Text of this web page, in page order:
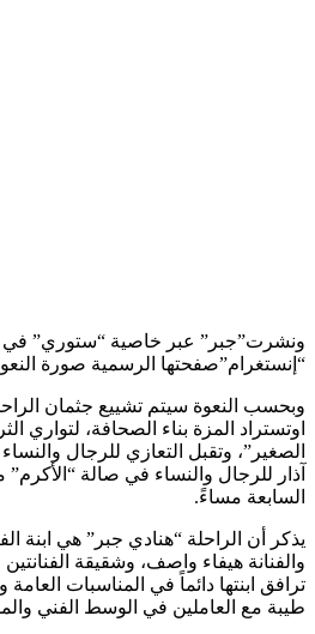
ونشرت”جبر” عبر خاصية “ستوري” في
“إنستغرام”صفحتها الرسمية صورة
وبحسب النعوة سيتم تشييع جثمان
اوتستراد المزة بناء الصحافة، لتواري
آذار للرجال والنساء في صالة
السابعة مساءً.
يذكر أن الراحلة “هنادي جبر” هي ابنة
والفنانة هيفاء واصف، وشقيقة
ترافق ابنتها دائماً في المناسبات
طيبة مع العاملين في الوسط الفني